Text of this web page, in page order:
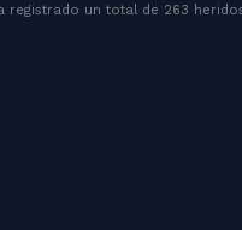
registrado un total de 263